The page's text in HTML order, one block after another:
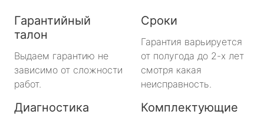
Гарантийный
талон
Выдаем гарантию не
зависимо от сложности
работ.
Сроки
Гарантия варьируется
от полугода до 2-х лет
смотря какая
неисправность.
Диагностика Комплектующие